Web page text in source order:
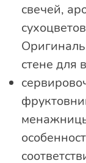
свечей,
стене для